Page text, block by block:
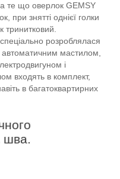
те що оверлок GEMSY
при знятті однієї голки
тринитковий.
розроблялася
автоматичним мастилом,
і
входять в комплект,
в багатоквартирних
шва.